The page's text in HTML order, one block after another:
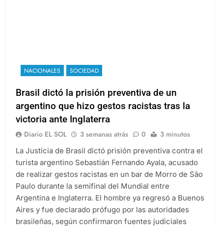
NACIONALES SOCIEDAD
Brasil dictó la prisión preventiva de un
argentino que hizo gestos racistas tras la
victoria ante Inglaterra
Diario EL SOL 3 semanas atrás 0 3 minutos
La Justicia de Brasil dictó prisión preventiva contra el
turista argentino Sebastián Fernando Ayala, acusado
de realizar gestos racistas en un bar de Morro de São
Paulo durante la semifinal del Mundial entre
Argentina e Inglaterra. El hombre ya regresó a Buenos
Aires y fue declarado prófugo por las autoridades
brasileñas, según confirmaron fuentes judiciales